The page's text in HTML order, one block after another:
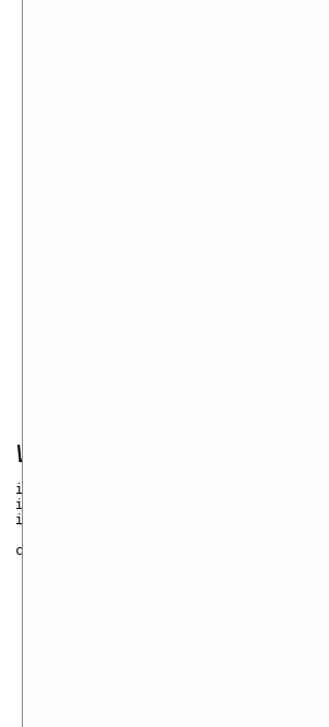
Рис. 1 — Класс,
Исходный код
Welcome.java.
import java.awt.*;
import java.awt.event.*;
import java.io.PrintStream;
class Welcome extends Frame implements
text = new